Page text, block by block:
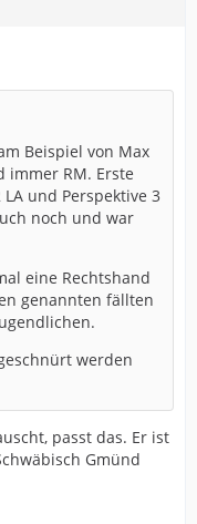
Beispiel von Max
immer RM. Erste
und Perspektive 3
noch und war
eine Rechtshand
genannten fällten
werden
passt das. Er ist
Gmünd